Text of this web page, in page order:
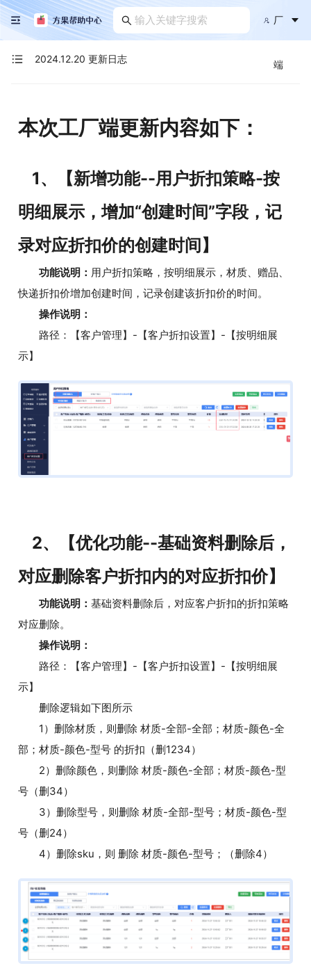
厂
端
2024.12.20 更新日志
本次工厂端更新内容如下：
1、【新增功能--用户折扣策略-按
明细展示，增加“创建时间”字段，记
录对应折扣价的创建时间】
功能说明： 用户折扣策略，按明细展示，材质、赠品、
快递折扣价增加创建时间，记录创建该折扣价的时间。
操作说明：
路径：【客户管理】-【客户折扣设置】-【按明细展
示】
2、【优化功能--基础资料删除后，
对应删除客户折扣内的对应折扣价】
功能说明： 基础资料删除后，对应客户折扣的折扣策略
对应删除。
操作说明：
路径：【客户管理】-【客户折扣设置】-【按明细展
示】
删除逻辑如下图所示
1）删除材质，则删除 材质-全部-全部；材质-颜色-全
部；材质-颜色-型号 的折扣（删1234）
2）删除颜色，则删除 材质-颜色-全部；材质-颜色-型
号（删34）
3）删除型号，则删除 材质-全部-型号；材质-颜色-型
号（删24）
4）删除sku，则 删除 材质-颜色-型号；（删除4）